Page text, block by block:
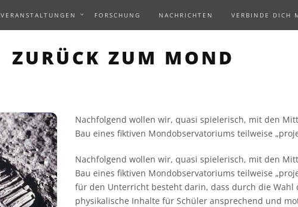
VERANSTALTUNGEN FORSCHUNG NACHRICHTEN VERBINDE DICH
ZURÜCK ZUM MOND
Nachfolgend wollen wir, quasi spielerisch, mit den
Bau eines fiktiven Mondobservatoriums teilweise
Nachfolgend wollen wir, quasi spielerisch, mit den
Bau eines fiktiven Mondobservatoriums teilweise
für den Unterricht besteht darin, dass durch die Wahl
physikalische Inhalte für Schüler ansprechend und